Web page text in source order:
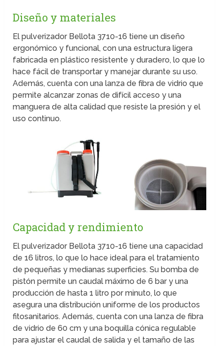
Diseño y materiales
El pulverizador Bellota 3710-16 tiene un diseño
ergonómico y funcional, con una estructura ligera
fabricada en plástico resistente y duradero, lo que lo
hace fácil de transportar y manejar durante su uso.
Además, cuenta con una lanza de fibra de vidrio que
permite alcanzar zonas de difícil acceso y una
manguera de alta calidad que resiste la presión y el
uso continuo.
Capacidad y rendimiento
El pulverizador Bellota 3710-16 tiene una capacidad
de 16 litros, lo que lo hace ideal para el tratamiento
de pequeñas y medianas superficies. Su bomba de
pistón permite un caudal máximo de 6 bar y una
producción de hasta 1 litro por minuto, lo que
asegura una distribución uniforme de los productos
fitosanitarios. Además, cuenta con una lanza de fibra
de vidrio de 60 cm y una boquilla cónica regulable
para ajustar el caudal de salida y el tamaño de las